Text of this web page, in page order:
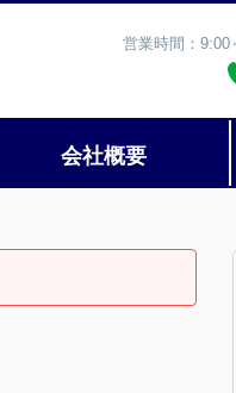
営業時間：
会社概要